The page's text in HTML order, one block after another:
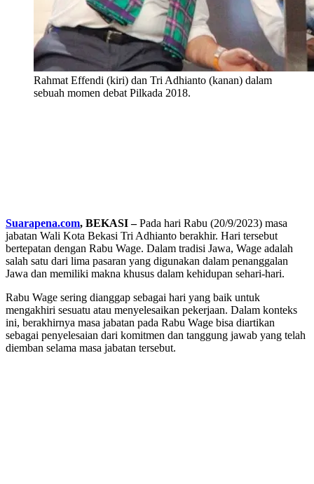
Rahmat Effendi (kiri) dan Tri Adhianto (kanan) dalam
sebuah momen debat Pilkada 2018.
Suarapena.com, BEKASI –Pada hari Rabu (20/9/2023) masa
jabatan Wali Kota Bekasi Tri Adhianto berakhir. Hari tersebut
bertepatan dengan Rabu Wage. Dalam tradisi Jawa, Wage adalah
salah satu dari lima pasaran yang digunakan dalam penanggalan
Jawa dan memiliki makna khusus dalam kehidupan sehari-hari.
Rabu Wage sering dianggap sebagai hari yang baik untuk
mengakhiri sesuatu atau menyelesaikan pekerjaan. Dalam konteks
ini, berakhirnya masa jabatan pada Rabu Wage bisa diartikan
sebagai penyelesaian dari komitmen dan tanggung jawab yang telah
diemban selama masa jabatan tersebut.